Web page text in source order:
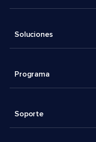
Soluciones
Programa
Soporte